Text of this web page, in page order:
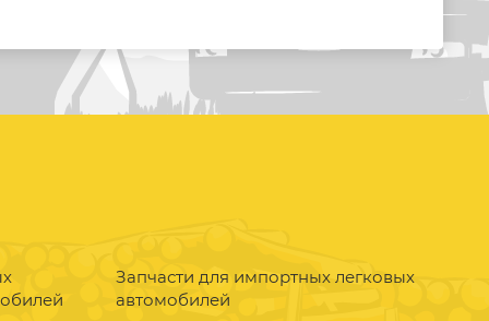
Запчасти для импортных легковых
автомобилей